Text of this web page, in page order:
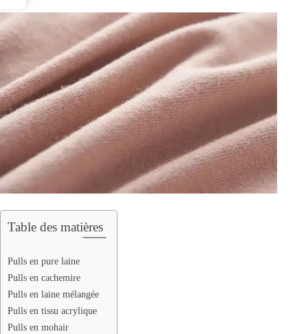
Table des matières
Pulls en pure laine
Pulls en cachemire
Pulls en laine mélangée
Pulls en tissu acrylique
Pulls en mohair